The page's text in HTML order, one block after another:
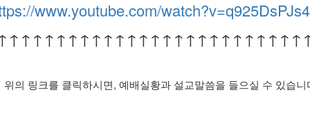
www.youtube.com/
의 링크를 클릭하시면, 예배실황과 설교말씀을 들으실 수 있습니